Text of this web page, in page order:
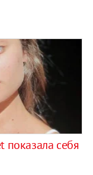
показала себя